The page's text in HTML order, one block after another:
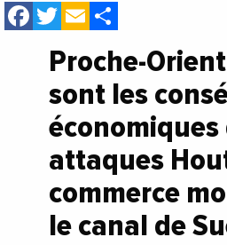
Facebook
Twitter
Email
Proche-
sont les
économiques
attaques
commerce
le canal de